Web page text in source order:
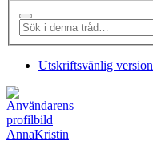
Utskriftsvänlig version
AnnaKristin